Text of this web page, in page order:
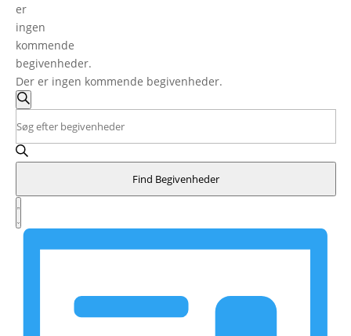
er
ingen
kommende
begivenheder.
Der er ingen kommende begivenheder.
Begivenheder
Søgning
og
visninger
Søg
efter
begivenheder
nøgleord.
Søg
på
nøgleord.
Find Begivenheder
Begivenhed
Visninger
Navigation
Liste